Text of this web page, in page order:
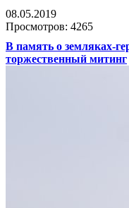
08.05.2019
Просмотров: 4265
В память о земляках-
торжественный митинг